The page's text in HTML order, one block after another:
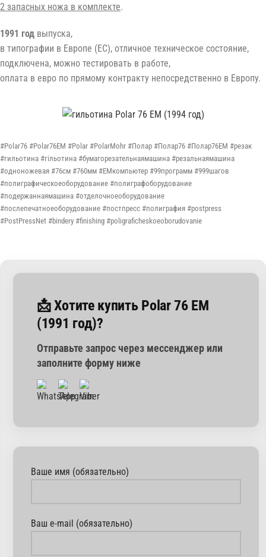
2 запасных ножа в комплекте.
1991 год выпуска,
в типографии в Европе (ЕС), отличное техническое состояние,
подключена, можно тестировать в работе,
оплата в евро по прямому контракту непосредственно в Европу.
#Polar76 #Polar76EM #Polar #PolarMohr #Полар #Полар76 #Полар76ЕМ #резак
#гильотина #гільотина #бумагорезательнаямашина #резальнаямашина
#одноножевая #76см #760мм #EMкомпьютер #99программ #999шагов
#полиграфическоеоборудование #полиграфоборудование
#подержаннаямашина #отделочноеоборудование
#послепечатноеоборудование #постпресс #полиграфия #postpress
#PostPressNet #bindery #finishing #poligraficheskoeoborudovanie
📩 Хотите купить Polar 76 EM
(1991 год)?
Отправьте запрос через мессенджер или
заполните форму ниже
Ваше имя (обязательно)
Ваш e-mail (обязательно)